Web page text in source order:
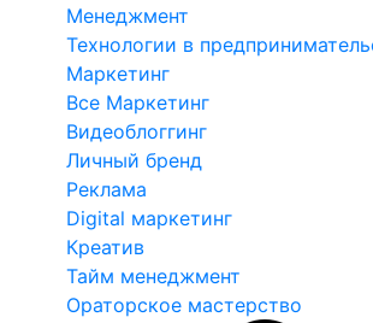
Менеджмент
Технологии в
Маркетинг
Все Маркетинг
Видеоблоггинг
Личный бренд
Реклама
Digital маркетинг
Креатив
Тайм менеджмент
Ораторское мастерство